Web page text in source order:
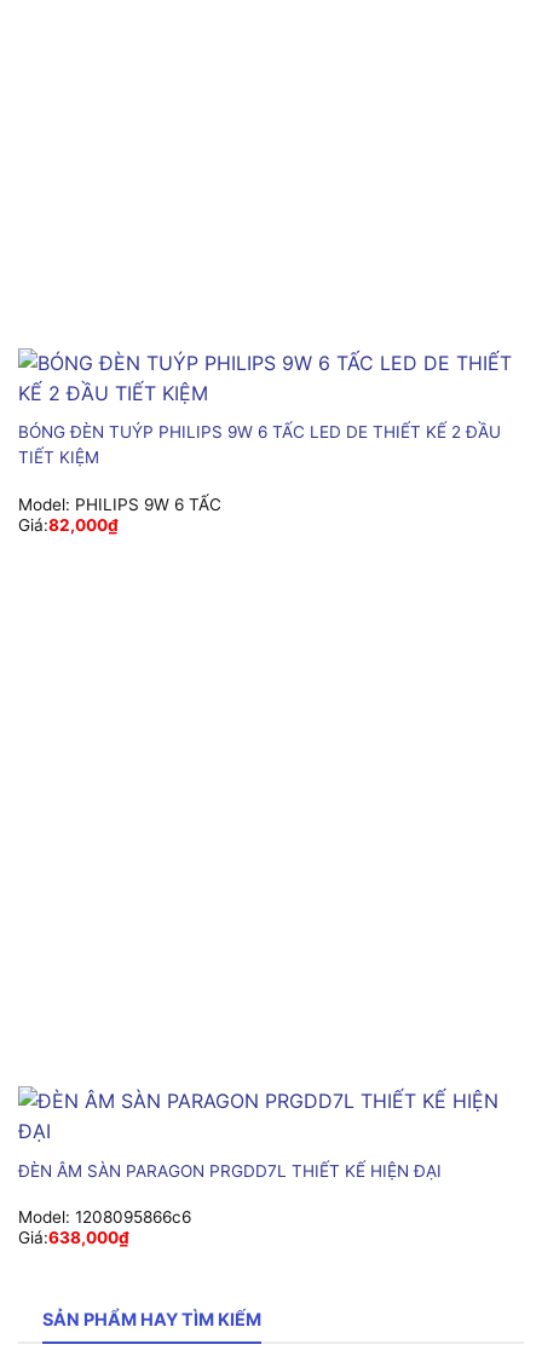
BÓNG ĐÈN TUÝP PHILIPS 9W 6 TẤC LED DE THIẾT KẾ 2 ĐẦU
TIẾT KIỆM
Model: PHILIPS 9W 6 TẤC
Giá:82,000₫
ĐÈN ÂM SÀN PARAGON PRGDD7L THIẾT KẾ HIỆN ĐẠI
Model: 1208095866c6
Giá:638,000₫
SẢN PHẨM HAY TÌM KIẾM